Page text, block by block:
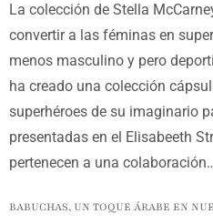
La colección de Stella
convertir a las féminas en
menos masculino y pero
ha creado una colección
superhéroes de su imaginario
presentadas en el Elisabeeth
pertenecen a una
BABUCHAS, UN TOQUE ÁRABE EN